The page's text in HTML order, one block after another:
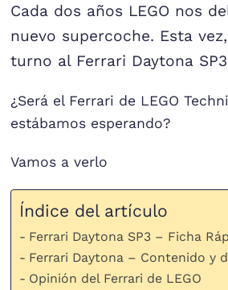
Cada dos años LEGO nos
nuevo supercoche. Esta
turno al Ferrari Daytona
¿Será el Ferrari de LEGO
estábamos esperando?
Vamos a verlo
Índice del artículo
Ferrari Daytona SP3 – Ficha
Ferrari Daytona – Contenido y
Opinión del Ferrari de LEGO